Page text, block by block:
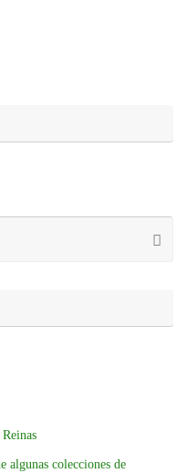
algunas colecciones de